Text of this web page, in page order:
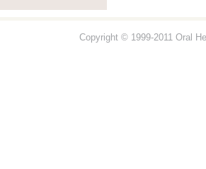
Copyright © 1999-2011 Oral